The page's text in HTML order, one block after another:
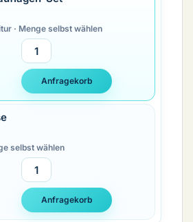
· Menge selbst wählen
selbst wählen